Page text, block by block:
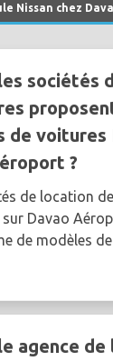
Nissan chez
sociétés
de voitures
?
de location
sur Davao
de modèles
agence de